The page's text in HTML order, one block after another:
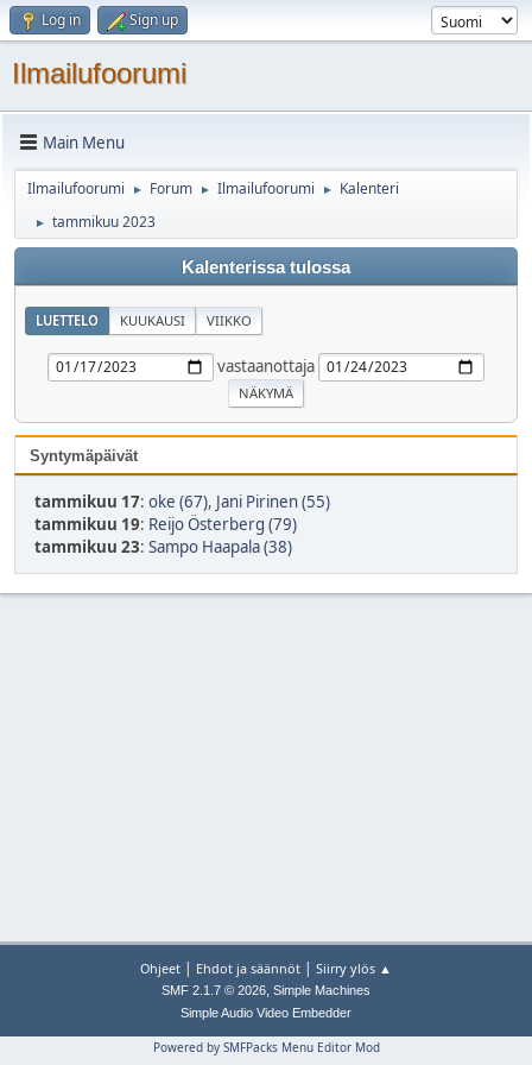
Log in Sign up
Ilmailufoorumi
Main Menu
Ilmailufoorumi ► Forum ► Ilmailufoorumi ► Kalenteri
► tammikuu 2023
Kalenterissa tulossa
LUETTELO KUUKAUSI VIIKKO
vastaanottaja
Syntymäpäivät
tammikuu 17: oke (67), Jani Pirinen (55)
tammikuu 19: Reijo Österberg (79)
tammikuu 23: Sampo Haapala (38)
Ohjeet | Ehdot ja säännöt | Siirry ylös ▲
SMF 2.1.7 © 2026, Simple Machines
Simple Audio Video Embedder
Powered by SMFPacks Menu Editor Mod